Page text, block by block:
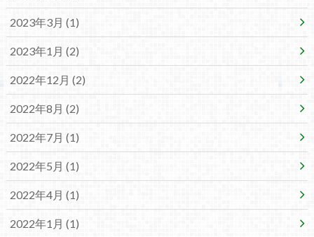
2023年3月 (1)
2023年1月 (2)
2022年12月 (2)
2022年8月 (2)
2022年7月 (1)
2022年5月 (1)
2022年4月 (1)
2022年1月 (1)